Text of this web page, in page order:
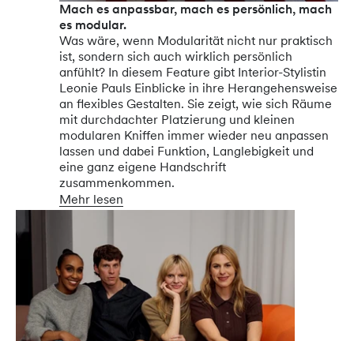
Mach es anpassbar, mach es persönlich, mach
es modular.
Was wäre, wenn Modularität nicht nur praktisch
ist, sondern sich auch wirklich persönlich
anfühlt? In diesem Feature gibt Interior-Stylistin
Leonie Pauls Einblicke in ihre Herangehensweise
an flexibles Gestalten. Sie zeigt, wie sich Räume
mit durchdachter Platzierung und kleinen
modularen Kniffen immer wieder neu anpassen
lassen und dabei Funktion, Langlebigkeit und
eine ganz eigene Handschrift
zusammenkommen.
Mehr lesen